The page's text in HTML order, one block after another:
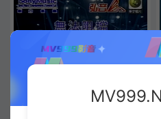
阿杜 – 无法阻挡[KTV][MPG][15
2M]